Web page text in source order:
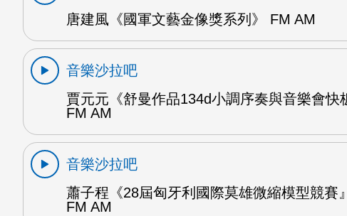
唐建風《國軍文藝金像獎系列》 FM AM
音樂沙拉吧
賈元元《舒曼作品134d小調序奏與音樂會快
FM AM
音樂沙拉吧
蕭子程《28屆匈牙利國際莫雄微縮模型競賽
FM AM